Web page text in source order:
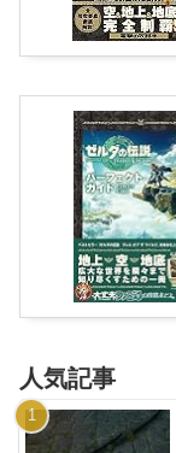
人気記事